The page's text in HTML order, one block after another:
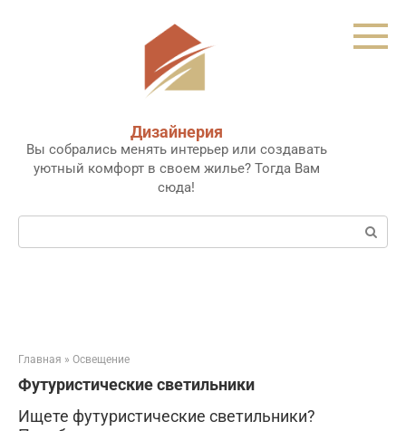
Дизайнерия
Вы собрались менять интерьер или создавать
уютный комфорт в своем жилье? Тогда Вам
сюда!
Поиск:
Главная » Освещение
Футуристические светильники
Ищете футуристические светильники?